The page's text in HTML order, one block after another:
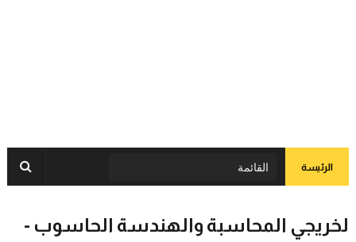
الرئيسة
لخريجي المحاسبة والهندسة الحاسوب -